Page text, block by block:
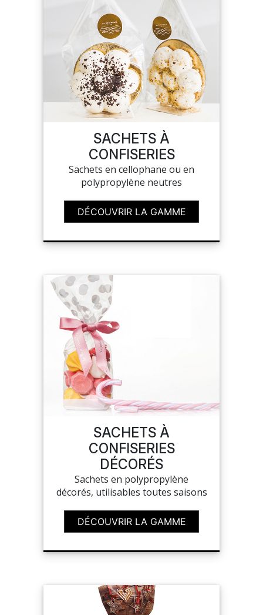
SACHETS À
CONFISERIES
Sachets en cellophane ou en
polypropylène neutres
DÉCOUVRIR LA GAMME
SACHETS À
CONFISERIES
DÉCORÉS
Sachets en polypropylène
décorés, utilisables toutes saisons
DÉCOUVRIR LA GAMME